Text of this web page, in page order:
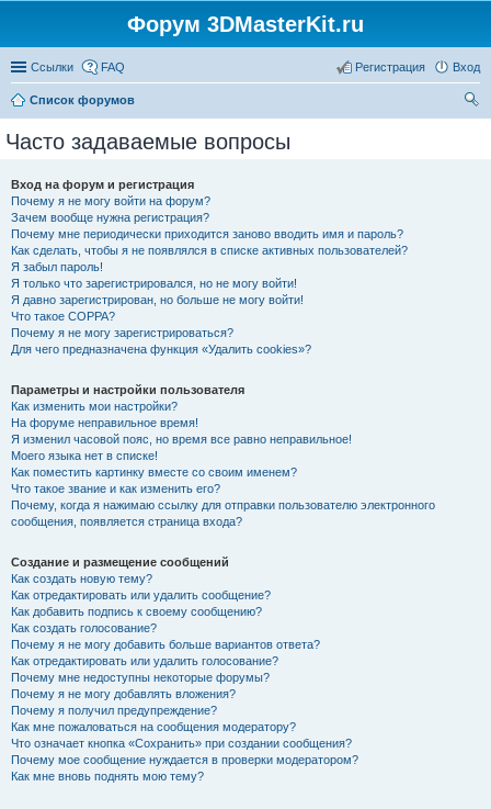
Форум 3DMasterKit.ru
Ссылки FAQ Вход
Регистрация
Список форумов
Часто задаваемые вопросы
Вход на форум и регистрация
Почему я не могу войти на форум?
Зачем вообще нужна регистрация?
Почему мне периодически приходится заново вводить имя и пароль?
Как сделать, чтобы я не появлялся в списке активных пользователей?
Я забыл пароль!
Я только что зарегистрировался, но не могу войти!
Я давно зарегистрирован, но больше не могу войти!
Что такое COPPA?
Почему я не могу зарегистрироваться?
Для чего предназначена функция «Удалить cookies»?
Параметры и настройки пользователя
Как изменить мои настройки?
На форуме неправильное время!
Я изменил часовой пояс, но время все равно неправильное!
Моего языка нет в списке!
Как поместить картинку вместе со своим именем?
Что такое звание и как изменить его?
Почему, когда я нажимаю ссылку для отправки пользователю электронного
сообщения, появляется страница входа?
Создание и размещение сообщений
Как создать новую тему?
Как отредактировать или удалить сообщение?
Как добавить подпись к своему сообщению?
Как создать голосование?
Почему я не могу добавить больше вариантов ответа?
Как отредактировать или удалить голосование?
Почему мне недоступны некоторые форумы?
Почему я не могу добавлять вложения?
Почему я получил предупреждение?
Как мне пожаловаться на сообщения модератору?
Что означает кнопка «Сохранить» при создании сообщения?
Почему мое сообщение нуждается в проверки модератором?
Как мне вновь поднять мою тему?